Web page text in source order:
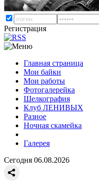
Регистрация
Главная страница
Мои байки
Мои работы
Фотогалерейка
Шелкография
Клуб ЛЕНИВЫХ
Разное
Ночная скамейка
Галерея
Сегодня 06.08.2026